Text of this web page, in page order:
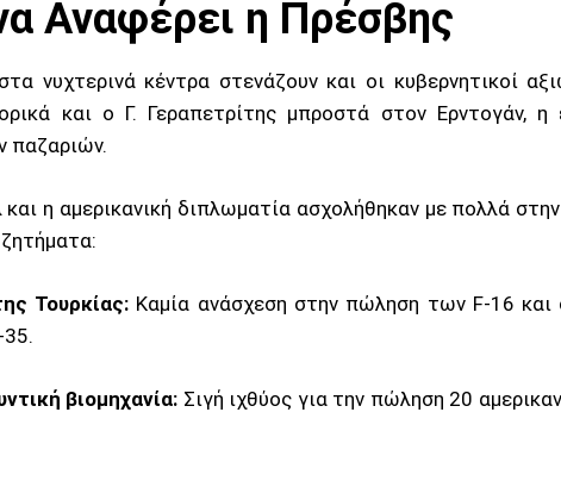
Αναφέρει η Πρέσβης
νυχτερινά κέντρα στενάζουν και οι κυβερνητικοί
και ο Γ. Γεραπετρίτης μπροστά στον Ερντογάν,
παζαριών.
και η αμερικανική διπλωματία ασχολήθηκαν με πολλά
ζητήματα:
Τουρκίας:Καμία ανάσχεση στην πώληση των F-16 και
βιομηχανία: Σιγή ιχθύος για την πώληση 20